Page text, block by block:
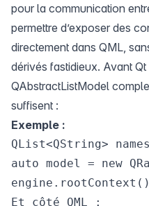
pour la communication
permettre d’exposer des
directement dans QML,
dérivés fastidieux. Avant
QAbstractListModel
suffisent :
Exemple :
QList<QString>
auto model = new
Et côté QML :